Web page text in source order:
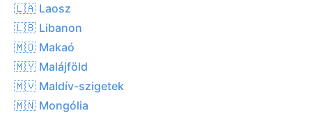
🇱🇦 Laosz
🇱🇧 Libanon
🇲🇴 Makaó
🇲🇾 Malájföld
🇲🇻 Maldív-szigetek
🇲🇳 Mongólia